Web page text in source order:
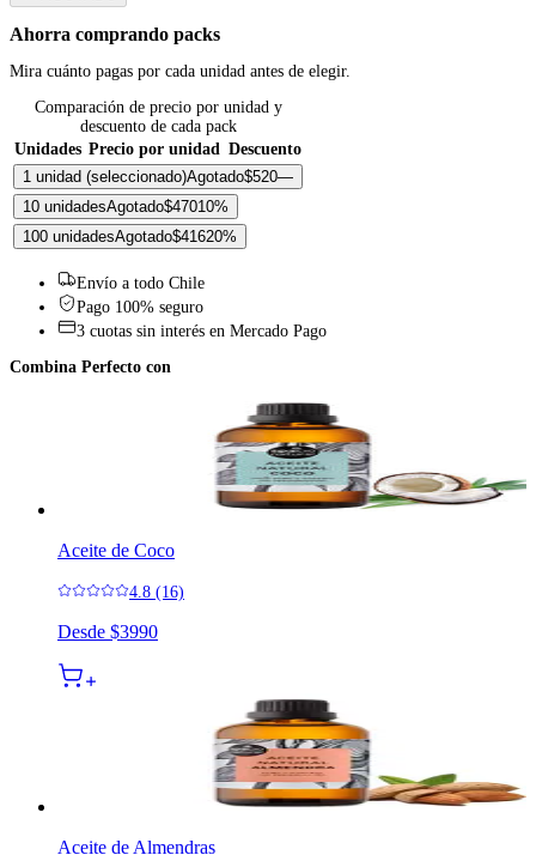
Ahorra comprando packs
Mira cuánto pagas por cada unidad antes de elegir.
Comparación de precio por unidad y
descuento de cada pack
Unidades Precio por unidad Descuento
1 unidad (seleccionado)Agotado$520—
10 unidadesAgotado$47010%
100 unidadesAgotado$41620%
Envío a todo Chile
Pago 100% seguro
3 cuotas sin interés en Mercado Pago
Combina Perfecto con
Aceite de Coco
4.8 (16)
Desde $3990
Aceite de Almendras